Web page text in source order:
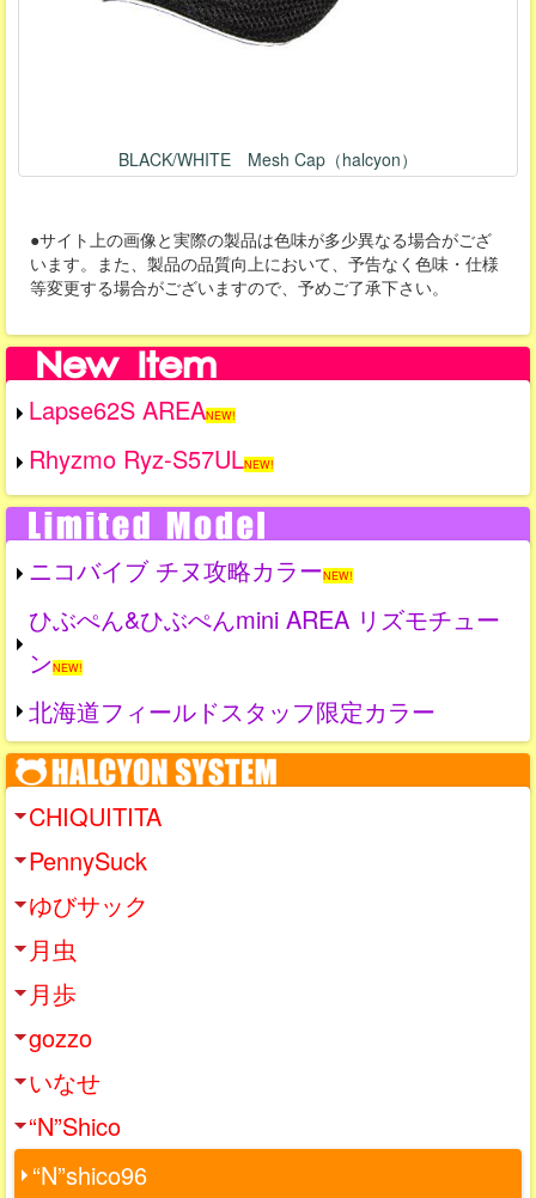
BLACK/WHITE Mesh Cap（halcyon）
●サイト上の画像と実際の製品は色味が多少異なる場合がござ
います。また、製品の品質向上において、予告なく色味・仕様
等変更する場合がございますので、予めご了承下さい。
Lapse62S AREANEW!
Rhyzmo Ryz-S57ULNEW!
ニコバイブ チヌ攻略カラーNEW!
ひぶぺん&ひぶぺんmini AREA リズモチュー
ンNEW!
北海道フィールドスタッフ限定カラー
CHIQUITITA
PennySuck
ゆびサック
月虫
月歩
gozzo
いなせ
“N”Shico
“N”shico96